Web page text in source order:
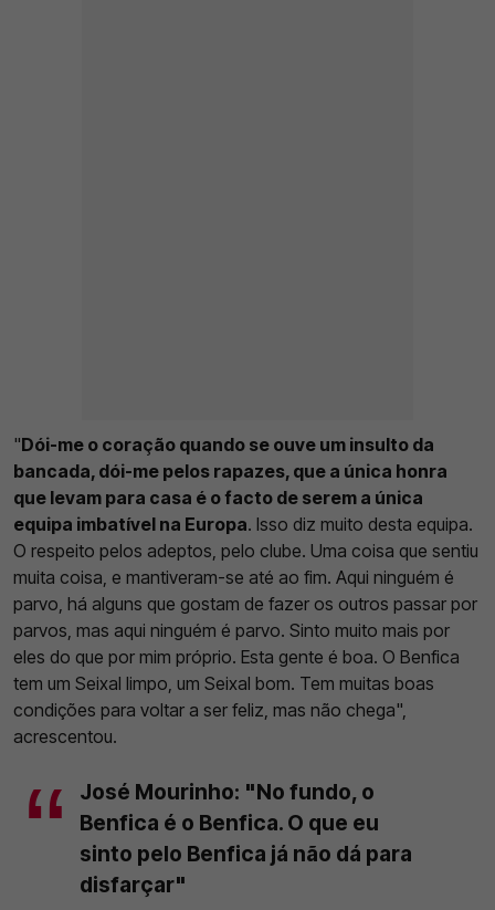
"Dói-me o coração quando se ouve um insulto da
bancada, dói-me pelos rapazes, que a única honra
que levam para casa é o facto de serem a única
equipa imbatível na Europa. Isso diz muito desta equipa.
O respeito pelos adeptos, pelo clube. Uma coisa que sentiu
muita coisa, e mantiveram-se até ao fim. Aqui ninguém é
parvo, há alguns que gostam de fazer os outros passar por
parvos, mas aqui ninguém é parvo. Sinto muito mais por
eles do que por mim próprio. Esta gente é boa. O Benfica
tem um Seixal limpo, um Seixal bom. Tem muitas boas
condições para voltar a ser feliz, mas não chega",
acrescentou.
José Mourinho: "No fundo, o
Benfica é o Benfica. O que eu
sinto pelo Benfica já não dá para
disfarçar"